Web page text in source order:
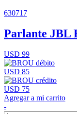
630717
Parlante JBL
USD 99
USD 85
USD 75
Agregar a mi carrito
-